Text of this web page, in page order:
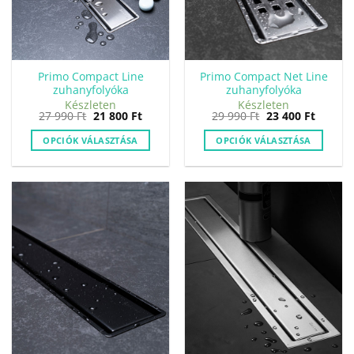
Primo Compact Line
zuhanyfolyóka
Készleten
27 990Ft Original
price
was:
27
990 Ft.
21 800 FtCurrent
price
is:
21
800 Ft.
OPCIÓK VÁLASZTÁSA
Primo Compact Net Line
zuhanyfolyóka
Készleten
29 990Ft Original
price
was:
29
990 Ft.
23 400 Ft
price
is:
23
400 Ft.
OPCIÓK VÁLASZTÁSA